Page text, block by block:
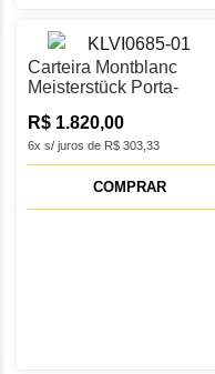
Carteira Montblanc
Meisterstück Porta-
6x s/ juros de R$ 303,33
R$ 1.820,00
COMPRAR